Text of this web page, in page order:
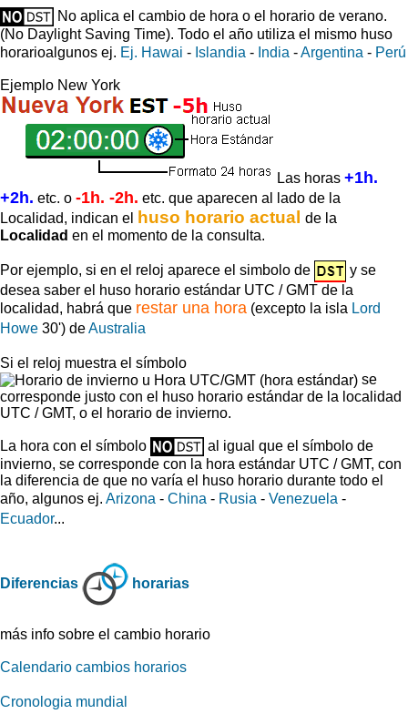
No aplica el cambio de hora o el horario de verano.
(No Daylight Saving Time). Todo el año utiliza el mismo huso
horarioalgunos ej. Ej. Hawai - Islandia - India -Argentina - Perú
Ejemplo New York
Las horas +1h.
+2h. etc. o -1h. -2h. etc. que aparecen al lado de la
Localidad, indican el
huso horario actual de la
Localidad en el momento de la consulta.
Por ejemplo, si en el reloj aparece el simbolo de
y se
desea saber el huso horario estándar UTC / GMT de la
localidad, habrá que restar una hora (excepto la isla Lord
Howe 30') deAustralia
Si el reloj muestra el símbolo
se
corresponde justo con el huso horario estándar de la localidad
UTC / GMT, o el horario de invierno.
La hora con el símbolo
al igual que el símbolo de
invierno, se corresponde con la hora estándar UTC / GMT, con
la diferencia de que no varía el huso horario durante todo el
año, algunos ej. Arizona - China - Rusia - Venezuela -
Ecuador...
Diferencias horarias
más info sobre el cambio horario
Calendario cambios horarios
Cronologia mundial